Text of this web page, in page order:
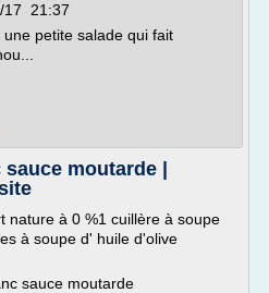
17 21:37
petite salade qui fait
moutarde |
nature à 0 %1 cuillère à soupe
à soupe d' huile d'olive
sauce moutarde